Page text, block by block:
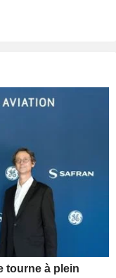
tourne à plein